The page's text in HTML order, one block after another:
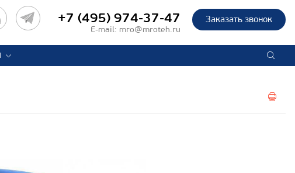
Заказать звонок
+7 (495) 974-37-47
E-mail: mro@mroteh.ru